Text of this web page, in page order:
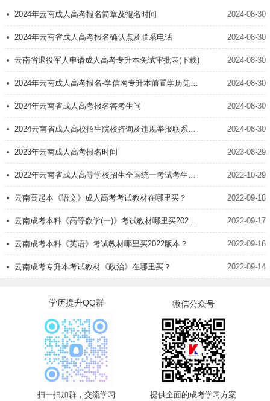
4、物质与意识的辩证关系 1
第三章 事物的联系、发展及其规律
1、联系和发展的普遍性 1
2、联系和发展的普遍性 2
3、联系和发展的基本环节 1
4、联系和发展的基本环节 2
5、联系和发展的基本环节 3
6、联系和发展的基本环节 4
7、唯物辩证法的基本规律
第四章 实践与认识及其发展规律
1、实践与认识
2、真理与价值 1
3、真理与价值 2
4、真理与价值 3
• 2024年云南成人高考报名简章及报名时间 2024-08-30
• 2024年云南省成人高考报名确认点及联系电话 2024-08-30
• 云南省退役军人申请成人高考专升本免试审批表(下载) 2024-08-30
2024-08-30
• 2024年云南省成人高考报名答考生问 2024-08-30
2024-08-30
• 2023年云南成人高考报名时间 2023-08-29
2022-10-29
• 云南高起本《语文》成人高考考试教材在哪里买？ 2022-09-18
2022-09-17
• 云南成考本科《英语》考试教材哪里买2022版本？ 2022-09-16
• 云南成考专升本考试教材《政治》在哪里买？ 2022-09-14
学历提升QQ群
扫一扫加群，交流学习
微信公众号
提供全面的成考学习方案